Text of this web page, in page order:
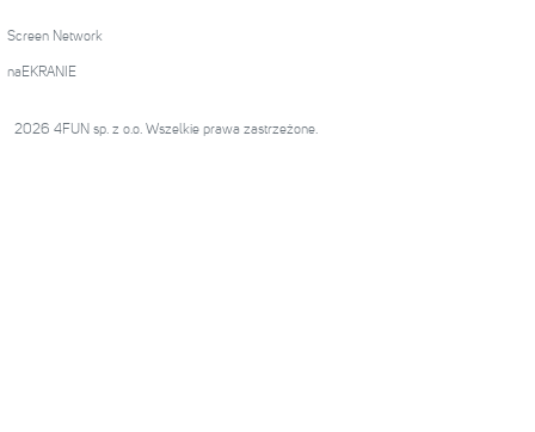
Screen Network
naEKRANIE
2026 4FUN sp. z o.o. Wszelkie prawa zastrzeżone.